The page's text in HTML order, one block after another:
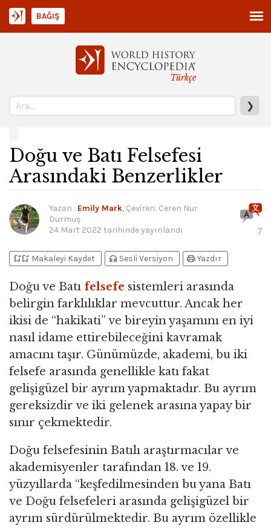
Türkçe
❯
BAĞIŞ
Doğu ve Batı Felsefesi
Arasındaki Benzerlikler
Yazan : Emily Mark, Çeviren: Ceren Nur
Durmuş
24 Mart 2022 tarihinde yayınlandı 7
bookmark_addbookmark_added Makaleyi Kaydet headphones Sesli Versiyon printYazdır
Doğu ve Batı felsefe sistemleri arasında
belirgin farklılıklar mevcuttur. Ancak her
ikisi de “hakikati” ve bireyin yaşamını en iyi
nasıl idame ettirebileceğini kavramak
amacını taşır. Günümüzde, akademi, bu iki
felsefe arasında genellikle katı fakat
gelişigüzel bir ayrım yapmaktadır. Bu ayrım
gereksizdir ve iki gelenek arasına yapay bir
sınır çekmektedir.
Doğu felsefesinin Batılı araştırmacılar ve
akademisyenler tarafından 18. ve 19.
yüzyıllarda “keşfedilmesinden bu yana Batı
ve Doğu felsefeleri arasında gelişigüzel bir
ayrım sürdürülmektedir. Bu ayrım özellikle